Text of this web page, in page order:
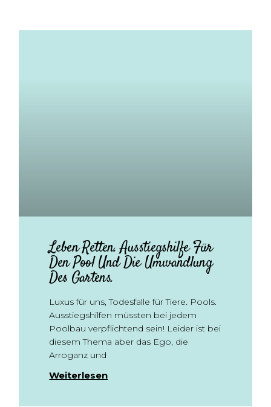
Leben Retten. Ausstiegshilfe Für
Den Pool Und Die Umwandlung
Des Gartens.
Luxus für uns, Todesfalle für Tiere. Pools.
Ausstiegshilfen müssten bei jedem
Poolbau verpflichtend sein! Leider ist bei
diesem Thema aber das Ego, die
Arroganz und
Weiterlesen